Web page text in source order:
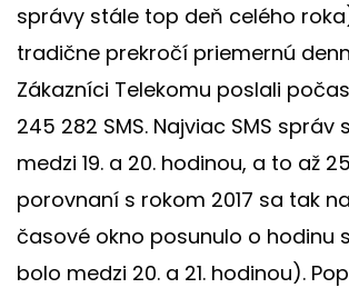
správy stále top deň celého
tradične prekročí priemernú
Zákazníci Telekomu poslali
245 282 SMS. Najviac SMS správ
medzi 19. a 20. hodinou, a to až
porovnaní s rokom 2017 sa tak
časové okno posunulo o hodinu
bolo medzi 20. a 21. hodinou).